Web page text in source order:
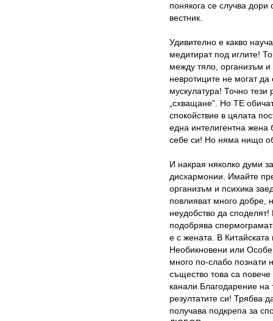
понякога се случва
вестник.
Удивително е какво
медитират под иглите!
между тяло, организъм и
невротиците не могат да
мускулатура! Точно тези
„схващане”. Но ТЕ
спокойствие в цялата
една интелигентна жена
себе си! Но няма нищо
И накрая няколко думи
дисхармонии. Имайте
организъм и психика
повлияват много добре,
неудобство да споделят!
подобрява
е с жената. В
Необикновени или
много по-слабо познати
същество това са
канали.Благодарение
резултатите си! Трябва
получава подкрепа за